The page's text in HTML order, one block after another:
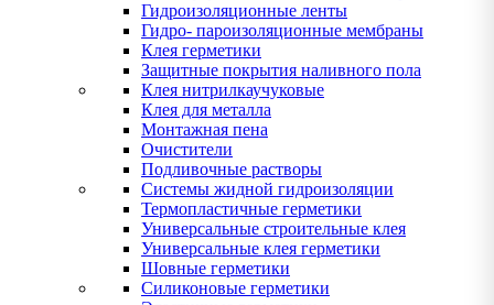
Гидроизоляционные ленты
Гидро- пароизоляционные мембраны
Клея герметики
Защитные покрытия наливного пола
Клея нитрилкаучуковые
Клея для металла
Монтажная пена
Очистители
Подливочные растворы
Системы жидной гидроизоляции
Термопластичные герметики
Универсальные строительные клея
Универсальные клея герметики
Шовные герметики
Силиконовые герметики